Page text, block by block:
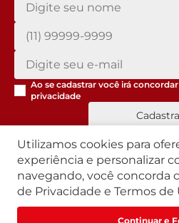
Ao se cadastrar você irá
privacidade
Segunda a Sexta | 07h42 às
Exceto feriados
WhatsApp:
Utilizamos cookies para
experiência e personalizar
navegando, você concorda
de Privacidade e Termos de